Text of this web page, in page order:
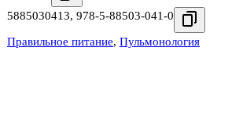
5885030413, 978-5-88503-041-0
Правильное питание, Пульмонология